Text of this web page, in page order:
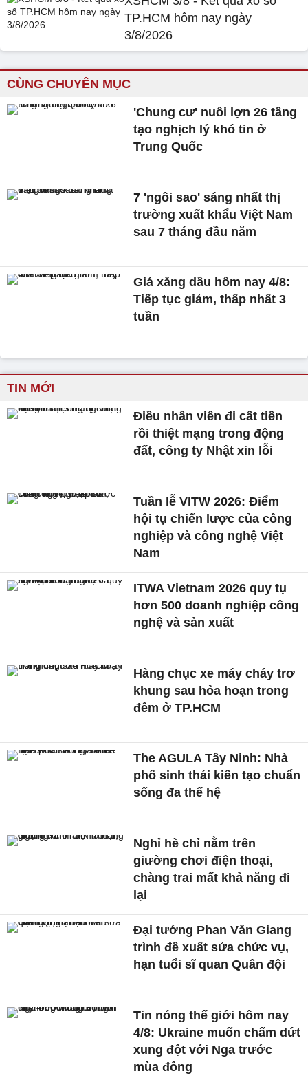
TP.HCM hôm nay ngày
3/8/2026
CÙNG CHUYÊN MỤC
'Chung cư' nuôi lợn 26 tầng
tạo nghịch lý khó tin ở
Trung Quốc
7 'ngôi sao' sáng nhất thị
trường xuất khẩu Việt Nam
sau 7 tháng đầu năm
Giá xăng dầu hôm nay 4/8:
Tiếp tục giảm, thấp nhất 3
tuần
TIN MỚI
Điều nhân viên đi cất tiền
rồi thiệt mạng trong động
đất, công ty Nhật xin lỗi
Tuần lễ VITW 2026: Điểm
hội tụ chiến lược của công
nghiệp và công nghệ Việt
Nam
ITWA Vietnam 2026 quy tụ
hơn 500 doanh nghiệp công
nghệ và sản xuất
Hàng chục xe máy cháy trơ
khung sau hỏa hoạn trong
đêm ở TP.HCM
The AGULA Tây Ninh: Nhà
phố sinh thái kiến tạo chuẩn
sống đa thế hệ
Nghỉ hè chỉ nằm trên
giường chơi điện thoại,
chàng trai mất khả năng đi
lại
Đại tướng Phan Văn Giang
trình đề xuất sửa chức vụ,
hạn tuổi sĩ quan Quân đội
Tin nóng thế giới hôm nay
4/8: Ukraine muốn chấm dứt
xung đột với Nga trước
mùa đông